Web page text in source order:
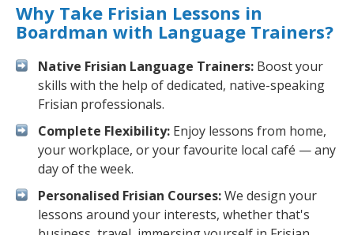
Why Take Frisian Lessons in
Boardman with Language Trainers?
Native Frisian Language Trainers: Boost your
skills with the help of dedicated, native-speaking
Frisian professionals.
Complete Flexibility: Enjoy lessons from home,
your workplace, or your favourite local café — any
day of the week.
Personalised Frisian Courses:We design your
lessons around your interests, whether that's